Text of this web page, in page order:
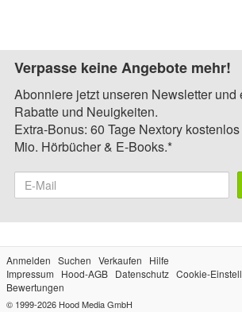
Verpasse keine Angebote mehr!
Abonniere jetzt unseren Newsletter
Rabatte und Neuigkeiten.
Extra-Bonus: 60 Tage Nextory
Mio. Hörbücher & E-Books.*
Anmelden Suchen Verkaufen
Hilfe
Impressum
Hood-AGB Datenschutz Cookie-
Bewertungen
© 1999-2026 Hood Media GmbH